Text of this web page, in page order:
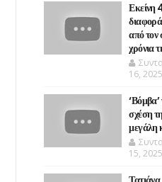
Εκείνη
από
χρόνια
16, 2025
σχέση
μεγάλη
15, 2025